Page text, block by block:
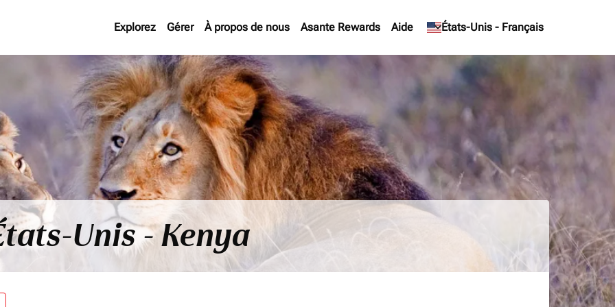
Explorez Gérer À propos de nous Asante Rewards Aide États-Unis - Français
keyboard_arrow_down
Unis - Kenya